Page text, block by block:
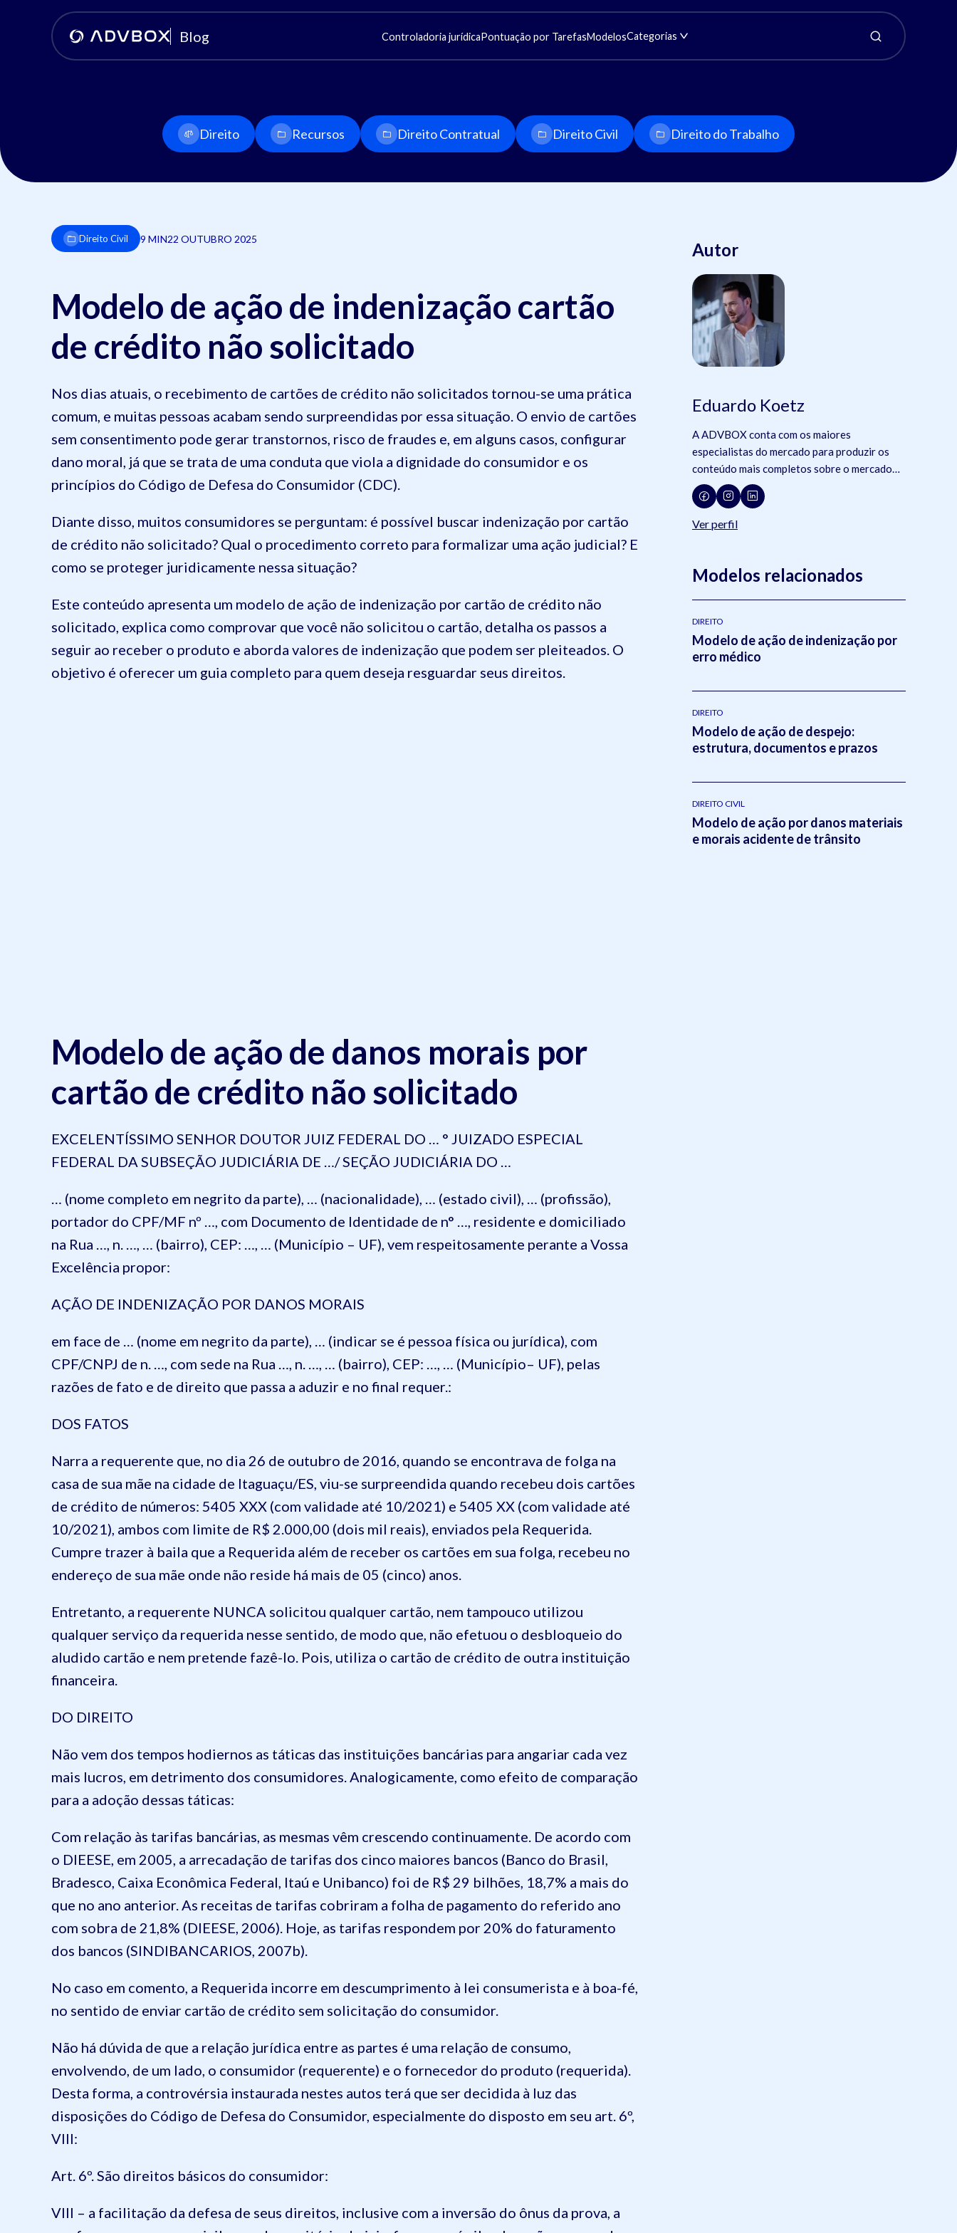
Blog Controladoria jurídicaPontuação por TarefasModelosCategorias
Direito Recursos Direito Contratual Direito Civil Direito do Trabalho
Direito Civil 9 MIN22 OUTUBRO 2025
Modelo de ação de indenização cartão
de crédito não solicitado
Nos dias atuais, o recebimento de cartões de crédito não solicitados tornou-se uma prática
comum, e muitas pessoas acabam sendo surpreendidas por essa situação. O envio de cartões
sem consentimento pode gerar transtornos, risco de fraudes e, em alguns casos, configurar
dano moral, já que se trata de uma conduta que viola a dignidade do consumidor e os
princípios do Código de Defesa do Consumidor (CDC).
Diante disso, muitos consumidores se perguntam: é possível buscar indenização por cartão
de crédito não solicitado? Qual o procedimento correto para formalizar uma ação judicial? E
como se proteger juridicamente nessa situação?
Este conteúdo apresenta um modelo de ação de indenização por cartão de crédito não
solicitado, explica como comprovar que você não solicitou o cartão, detalha os passos a
seguir ao receber o produto e aborda valores de indenização que podem ser pleiteados. O
objetivo é oferecer um guia completo para quem deseja resguardar seus direitos.
Modelo de ação de danos morais por
cartão de crédito não solicitado
EXCELENTÍSSIMO SENHOR DOUTOR JUIZ FEDERAL DO … ° JUIZADO ESPECIAL
FEDERAL DA SUBSEÇÃO JUDICIÁRIA DE …/ SEÇÃO JUDICIÁRIA DO …
… (nome completo em negrito da parte), … (nacionalidade), … (estado civil), … (profissão),
portador do CPF/MF nº …, com Documento de Identidade de n° …, residente e domiciliado
na Rua …, n. …, … (bairro), CEP: …, … (Município – UF), vem respeitosamente perante a Vossa
Excelência propor:
AÇÃO DE INDENIZAÇÃO POR DANOS MORAIS
em face de … (nome em negrito da parte), … (indicar se é pessoa física ou jurídica), com
CPF/CNPJ de n. …, com sede na Rua …, n. …, … (bairro), CEP: …, … (Município– UF), pelas
razões de fato e de direito que passa a aduzir e no final requer.:
DOS FATOS
Narra a requerente que, no dia 26 de outubro de 2016, quando se encontrava de folga na
casa de sua mãe na cidade de Itaguaçu/ES, viu-se surpreendida quando recebeu dois cartões
de crédito de números: 5405 XXX (com validade até 10/2021) e 5405 XX (com validade até
10/2021), ambos com limite de R$ 2.000,00 (dois mil reais), enviados pela Requerida.
Cumpre trazer à baila que a Requerida além de receber os cartões em sua folga, recebeu no
endereço de sua mãe onde não reside há mais de 05 (cinco) anos.
Entretanto, a requerente NUNCA solicitou qualquer cartão, nem tampouco utilizou
qualquer serviço da requerida nesse sentido, de modo que, não efetuou o desbloqueio do
aludido cartão e nem pretende fazê-lo. Pois, utiliza o cartão de crédito de outra instituição
financeira.
DO DIREITO
Não vem dos tempos hodiernos as táticas das instituições bancárias para angariar cada vez
mais lucros, em detrimento dos consumidores. Analogicamente, como efeito de comparação
para a adoção dessas táticas:
Com relação às tarifas bancárias, as mesmas vêm crescendo continuamente. De acordo com
o DIEESE, em 2005, a arrecadação de tarifas dos cinco maiores bancos (Banco do Brasil,
Bradesco, Caixa Econômica Federal, Itaú e Unibanco) foi de R$ 29 bilhões, 18,7% a mais do
que no ano anterior. As receitas de tarifas cobriram a folha de pagamento do referido ano
com sobra de 21,8% (DIEESE, 2006). Hoje, as tarifas respondem por 20% do faturamento
dos bancos (SINDIBANCARIOS, 2007b).
No caso em comento, a Requerida incorre em descumprimento à lei consumerista e à boa-fé,
no sentido de enviar cartão de crédito sem solicitação do consumidor.
Não há dúvida de que a relação jurídica entre as partes é uma relação de consumo,
envolvendo, de um lado, o consumidor (requerente) e o fornecedor do produto (requerida).
Desta forma, a controvérsia instaurada nestes autos terá que ser decidida à luz das
disposições do Código de Defesa do Consumidor, especialmente do disposto em seu art. 6º,
VIII:
Art. 6º. São direitos básicos do consumidor:
VIII – a facilitação da defesa de seus direitos, inclusive com a inversão do ônus da prova, a
Autor
Eduardo Koetz
A ADVBOX conta com os maiores
especialistas do mercado para produzir os
conteúdo mais completos sobre o mercado
jurídico, tecnologia e advocacia.
Ver perfil
Modelos relacionados
DIREITO
Modelo de ação de indenização por
erro médico
DIREITO
Modelo de ação de despejo:
estrutura, documentos e prazos
DIREITO CIVIL
Modelo de ação por danos materiais
e morais acidente de trânsito